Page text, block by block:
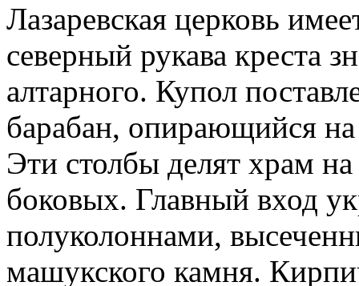
Лазаревская церковь
северный рукава креста
алтарного. Купол
барабан, опирающийся
Эти столбы делят храм
боковых. Главный вход
полуколоннами,
машукского камня.